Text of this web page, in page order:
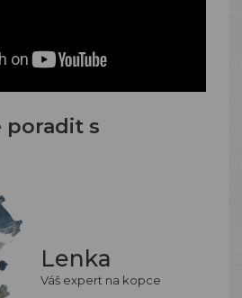
poradit s
Lenka
Váš expert na kopce